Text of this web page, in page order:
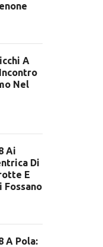
A
Nel
Ai
Di
E
Fossano
A Pola: